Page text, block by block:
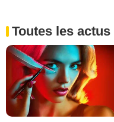
Toutes les